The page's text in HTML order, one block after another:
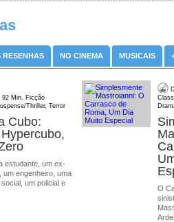
NO CINEMA MUSICAIS
92 Min. Ficção
Thriller, Terror
Cubo:
estudante, um ex-
um engenheiro, uma
um policial e
O